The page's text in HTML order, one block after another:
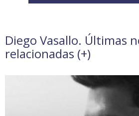
Diego Vasallo. Últimas
relacionadas (+)